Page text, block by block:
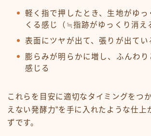
軽く指で押したとき、生地がゆっ
くる感じ（≒指跡がゆっくり消え
表面にツヤが出て、張りが出てい
膨らみが明らかに増し、ふんわり
感じる
これらを目安に適切なタイミングをつ
えない発酵力”を手に入れたような仕上
ずです。